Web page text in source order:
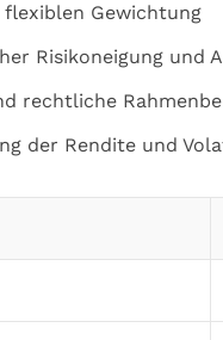
Gewichtung
Risikoneigung und
rechtliche
der Rendite und